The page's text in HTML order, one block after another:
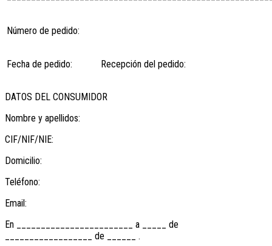
Número de pedido:
Fecha de pedido: Recepción del pedido:
DATOS DEL CONSUMIDOR
Nombre y apellidos:
CIF/NIF/NIE:
Domicilio:
Teléfono:
Email:
En ________________________ a _____ de
__________________ de ______ .